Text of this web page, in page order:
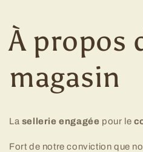
À propos
magasin
La sellerie engagée pour le
Fort de notre conviction que